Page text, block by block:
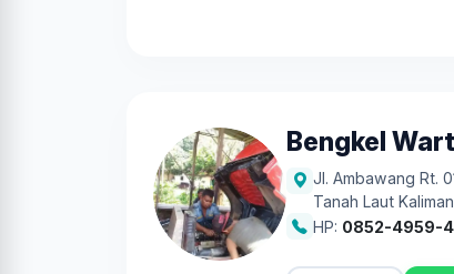
Bengkel
Jl. Ambawang Rt.
Tanah Laut
HP: 0852-4959-